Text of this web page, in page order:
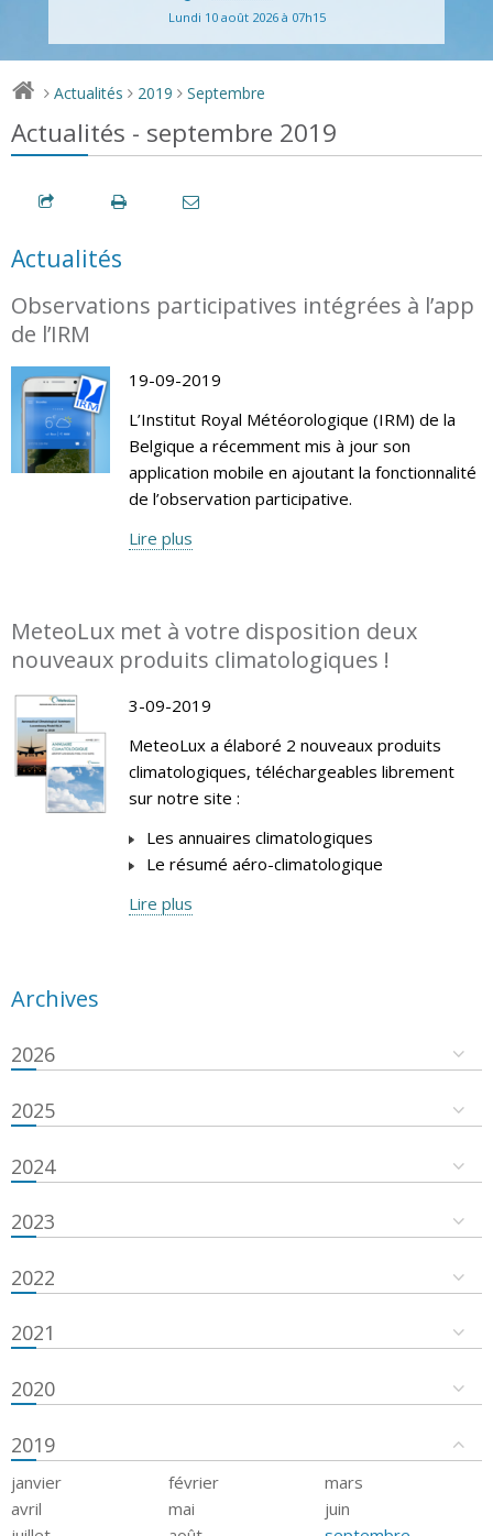
Lundi 10 août 2026 à 07h15
> Actualités > 2019 > Septembre
Actualités - septembre 2019
Actualités
Observations participatives intégrées à l’app
de l’IRM
19-09-2019
L’Institut Royal Météorologique (IRM) de la
Belgique a récemment mis à jour son
application mobile en ajoutant la fonctionnalité
de l’observation participative.
Lire plus
MeteoLux met à votre disposition deux
nouveaux produits climatologiques !
3-09-2019
MeteoLux a élaboré 2 nouveaux produits
climatologiques, téléchargeables librement
sur notre site :
Les annuaires climatologiques
Le résumé aéro-climatologique
Lire plus
Archives
2026
2025
2024
2023
2022
2021
2020
2019
janvier février
mars
avril
mai
juin